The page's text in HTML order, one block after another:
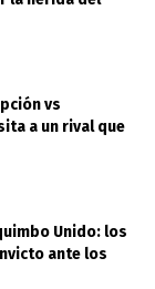
vs
a un rival que
Unido: los
ante los